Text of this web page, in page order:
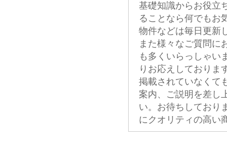
基礎知識からお役立
ることなら何でもお
物件などは毎日更新
また様々なご質問に
も多くいらっしゃい
りお応えしておりま
掲載されていなくて
案内、ご説明を差し
い。お待ちしており
にクオリティの高い